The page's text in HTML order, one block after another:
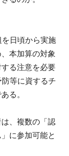
日頃から実施
本加算の対象
る注意を必要
等に資するチ
る。
、複数の「認
に参加可能と